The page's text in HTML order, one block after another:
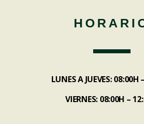
LUNES A JUEVES: 08:00H
VIERNES: 08:00H –